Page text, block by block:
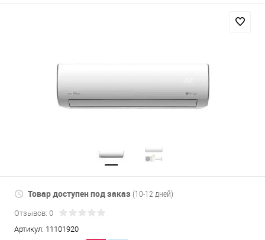
Товар доступен под заказ (10-12 дней)
Отзывов: 0
Артикул: 11101920